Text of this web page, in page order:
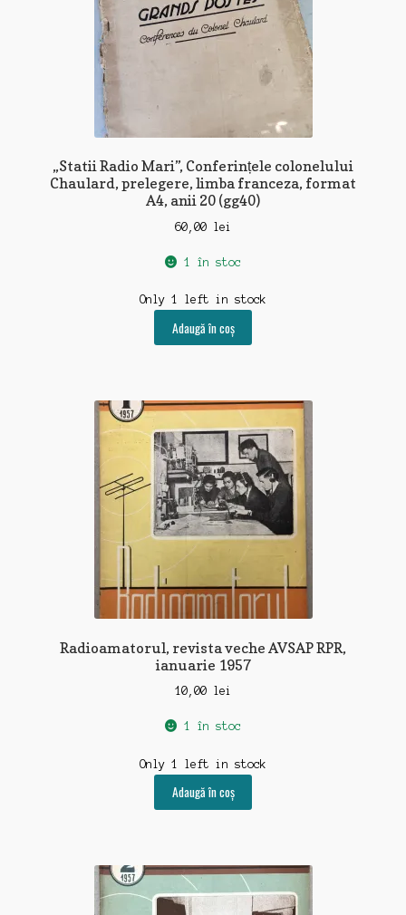
Capsula Timpului
„Statii Radio Mari”, Conferințele colonelului
Chaulard, prelegere, limba franceza, format
A4, anii 20 (gg40)
60,00 lei
1 în stoc
Only 1 left in stock
Adaugă în coș
Radioamatorul, revista veche AVSAP RPR,
ianuarie 1957
10,00 lei
1 în stoc
Only 1 left in stock
Adaugă în coș